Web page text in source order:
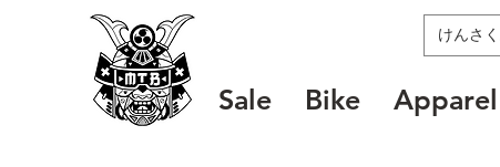
Sale Bike Apparel